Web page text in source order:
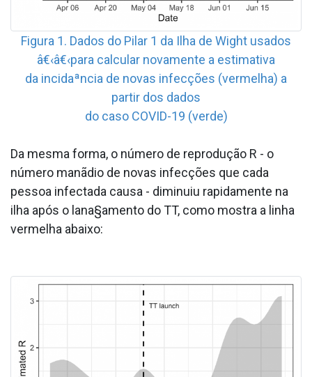
Figura 1. Dados do Pilar 1 da Ilha de Wight usados
â€‹â€‹para calcular novamente a estimativa
da incidaªncia de novas infecções (vermelha) a
partir dos dados
do caso COVID-19 (verde)
Da mesma forma, o número de reprodução R - o
número manãdio de novas infecções que cada
pessoa infectada causa - diminuiu rapidamente na
ilha após o lana§amento do TT, como mostra a linha
vermelha abaixo: